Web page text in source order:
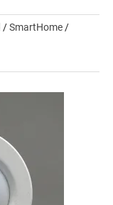
/SmartHome /